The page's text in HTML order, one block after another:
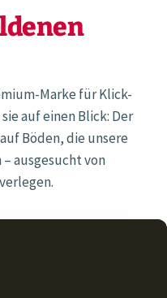
Marke für Klick-
auf einen Blick: Der
Böden, die unsere
ausgesucht von